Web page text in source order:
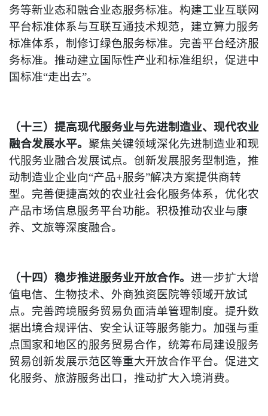
务等新业态和融合业态服务标准。构建工业互联网
平台标准体系与互联互通技术规范，建立算力服务
标准体系，制修订绿色服务标准。完善平台经济服
务标准。推动建立国际性产业和标准组织，促进中
国标准“走出去”。
（十三）提高现代服务业与先进制造业、现代农业
融合发展水平。 聚焦关键领域深化先进制造业和现
代服务业融合发展试点。创新发展服务型制造，推
动制造业企业向“产品+服务”解决方案提供商转
型。完善便捷高效的农业社会化服务体系，优化农
产品市场信息服务平台功能。积极推动农业与康
养、文旅等深度融合。
（十四）稳步推进服务业开放合作。 进一步扩大增
值电信、生物技术、外商独资医院等领域开放试
点。完善跨境服务贸易负面清单管理制度。提升数
据出境合规评估、安全认证等服务能力。加强与重
点国家和地区的服务贸易合作，统筹布局建设服务
贸易创新发展示范区等重大开放合作平台。促进文
化服务、旅游服务出口，推动扩大入境消费。